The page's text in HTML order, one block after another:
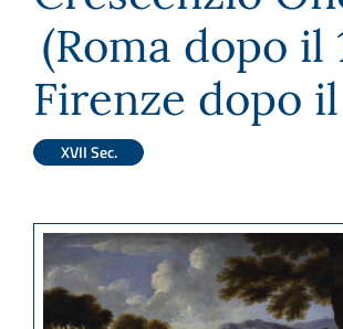
(Roma dopo il
Firenze dopo il
XVII Sec.